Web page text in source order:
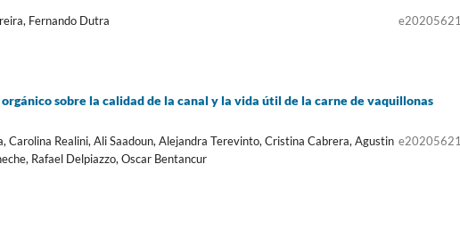
Fernando Dutra
sobre la calidad de la canal y la vida útil de la carne de vaquillonas
Carolina Realini, Ali Saadoun, Alejandra Terevinto, Cristina Cabrera, Agustin
Rafael Delpiazzo, Oscar Bentancur